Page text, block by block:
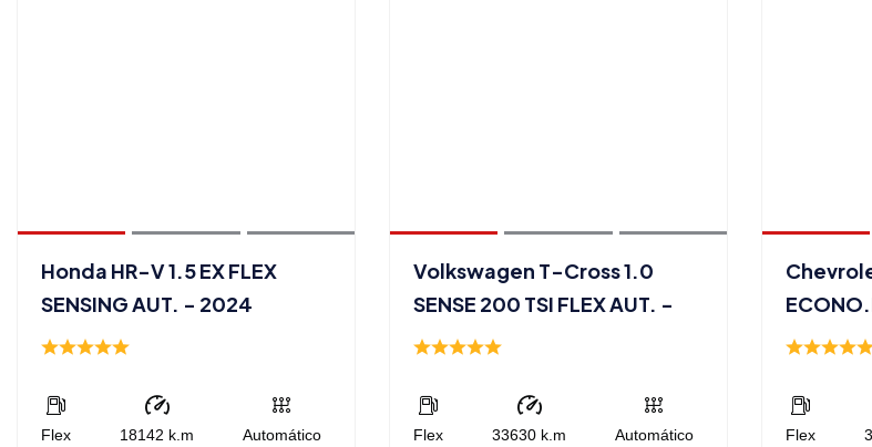
Honda HR-V 1.5 EX FLEX
SENSING AUT. - 2024
Flex 18142 k.m Automático
Volkswagen T-Cross 1.0
SENSE 200 TSI FLEX AUT. -
Flex 33630 k.m Automático Flex